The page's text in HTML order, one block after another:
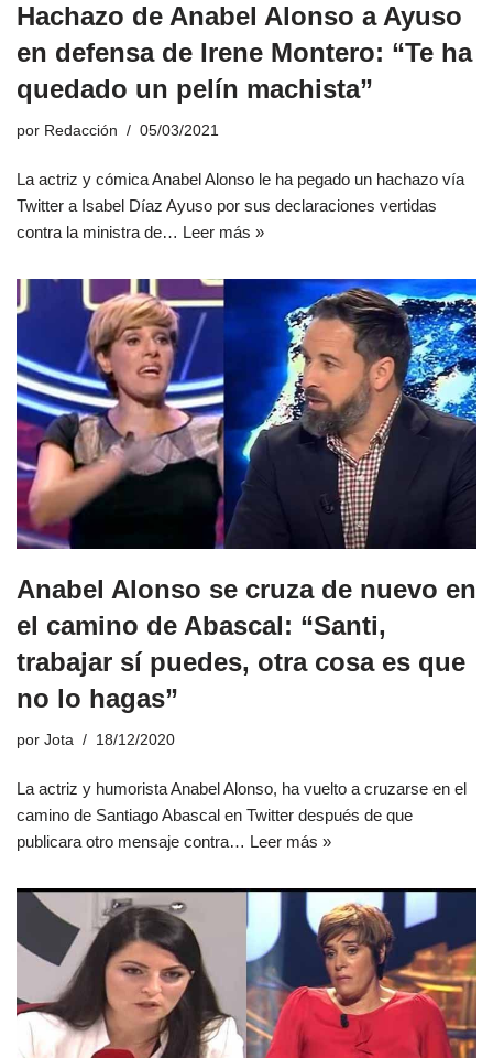
Hachazo de Anabel Alonso a Ayuso
en defensa de Irene Montero: “Te ha
quedado un pelín machista”
por Redacción 05/03/2021
La actriz y cómica Anabel Alonso le ha pegado un hachazo vía
Twitter a Isabel Díaz Ayuso por sus declaraciones vertidas
contra la ministra de… Leer más »
Anabel Alonso se cruza de nuevo en
el camino de Abascal: “Santi,
trabajar sí puedes, otra cosa es que
no lo hagas”
por Jota 18/12/2020
La actriz y humorista Anabel Alonso, ha vuelto a cruzarse en el
camino de Santiago Abascal en Twitter después de que
publicara otro mensaje contra… Leer más »